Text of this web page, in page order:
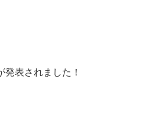
発表されました！